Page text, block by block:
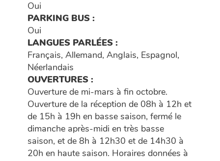
Oui
PARKING BUS :
Oui
LANGUES PARLÉES :
Français, Allemand, Anglais, Espagnol,
Néerlandais
OUVERTURES :
Ouverture de mi-mars à fin octobre.
Ouverture de la réception de 08h à 12h et
de 15h à 19h en basse saison, fermé le
dimanche après-midi en très basse
saison, et de 8h à 12h30 et de 14h30 à
20h en haute saison. Horaires données à